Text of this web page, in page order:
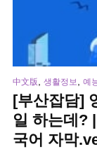
中文版 생활정보 예
[부산잡담]
일 하는데?
국어 자막